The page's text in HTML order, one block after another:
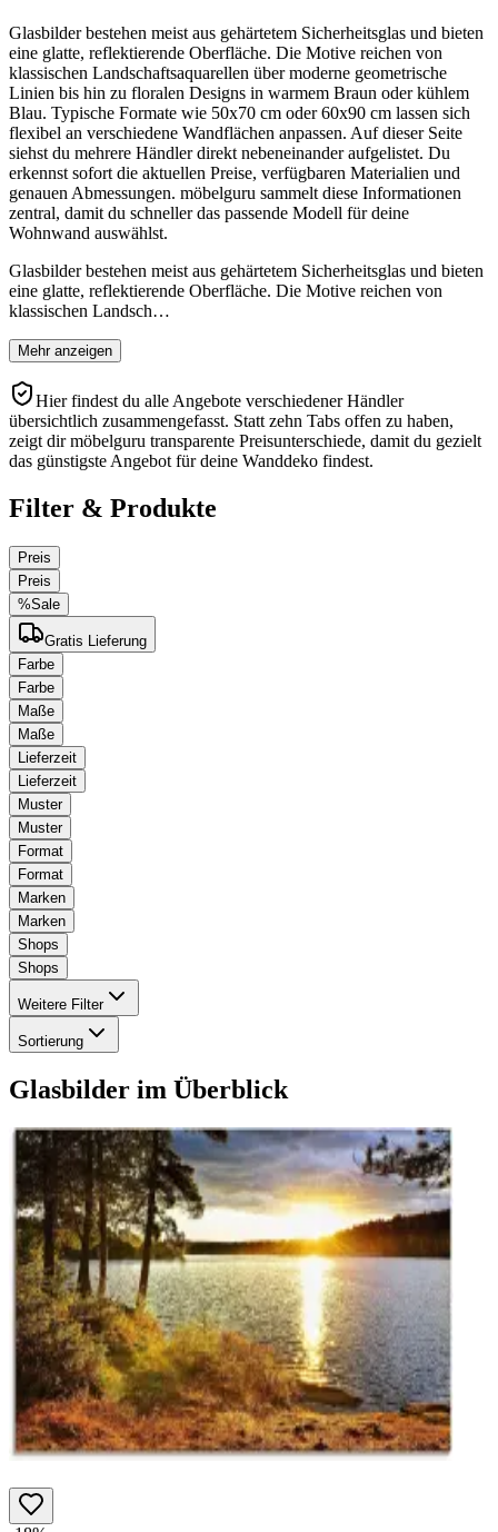
Glasbilder bestehen meist aus gehärtetem Sicherheitsglas und bieten
eine glatte, reflektierende Oberfläche. Die Motive reichen von
klassischen Landschaftsaquarellen über moderne geometrische
Linien bis hin zu floralen Designs in warmem Braun oder kühlem
Blau. Typische Formate wie 50x70 cm oder 60x90 cm lassen sich
flexibel an verschiedene Wandflächen anpassen. Auf dieser Seite
siehst du mehrere Händler direkt nebeneinander aufgelistet. Du
erkennst sofort die aktuellen Preise, verfügbaren Materialien und
genauen Abmessungen. möbelguru sammelt diese Informationen
zentral, damit du schneller das passende Modell für deine
Wohnwand auswählst.
Glasbilder bestehen meist aus gehärtetem Sicherheitsglas und bieten
eine glatte, reflektierende Oberfläche. Die Motive reichen von
klassischen Landsch…
Mehr anzeigen
Hier findest du alle Angebote verschiedener Händler
übersichtlich zusammengefasst. Statt zehn Tabs offen zu haben,
zeigt dir möbelguru transparente Preisunterschiede, damit du gezielt
das günstigste Angebot für deine Wanddeko findest.
Filter & Produkte
Preis
Preis
%Sale
Gratis Lieferung
Farbe
Farbe
Maße
Maße
Lieferzeit
Lieferzeit
Muster
Muster
Format
Format
Marken
Marken
Shops
Shops
Weitere Filter
Sortierung
Glasbilder im Überblick